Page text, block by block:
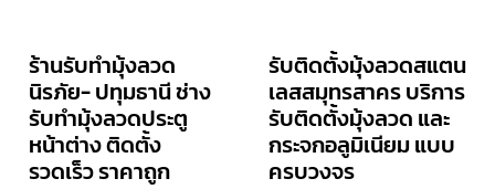
ร้านรับทำมุ้งลวด
นิรภัย- ปทุมธานี ช่าง
รับทำมุ้งลวดประตู
หน้าต่าง ติดตั้ง
รวดเร็ว ราคาถูก
รับติดตั้งมุ้งลวดสแตน
เลสสมุทรสาคร บริการ
รับติดตั้งมุ้งลวด และ
กระจกอลูมิเนียม แบบ
ครบวงจร